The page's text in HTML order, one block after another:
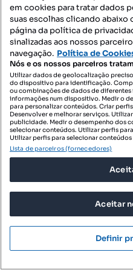
130 000 €849,67 €/m²
Moradia apalaçada para
Aguada de Cima, Águeda,
T3
Preço por metro quadrado
153 m²
em cookies para tratar dados
suas escolhas clicando
página da política de
sinalizadas aos nossos
navegação. Política de
Nós e os nossos parceiros
Utilizar dados de geolocalização
do dispositivo para identificação.
ou combinações de dados de diferentes
informações num dispositivo. Medir o
para personalizar conteúdos. Criar
Desenvolver e melhorar serviços.
publicidade. Medir o desempenho dos
selecionar conteúdos. Utilizar perfis
Utilizar perfis para selecionar
Lista de parceiros (fornecedores)
Aceitar
Definir